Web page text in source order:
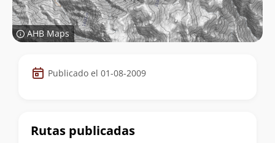
AHB Maps
Datos
de
cumbre
Publicado el 01-08-2009
Rutas publicadas